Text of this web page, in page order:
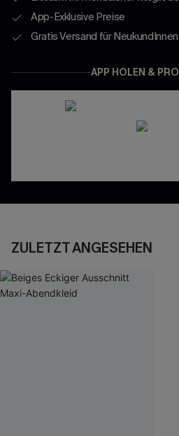
App-Exklusive Preise
Gratis Versand für NeukundInnen
APP HOLEN &
ZULETZT ANGESEHEN